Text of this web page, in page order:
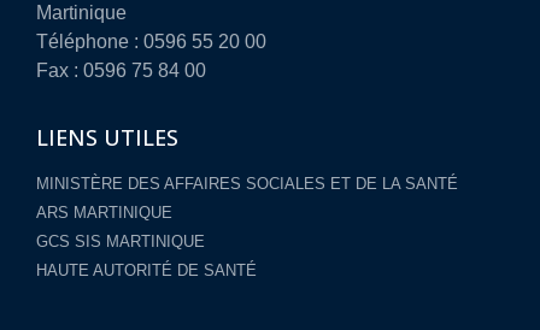
Martinique
Téléphone : 0596 55 20 00
Fax : 0596 75 84 00
LIENS UTILES
MINISTÈRE DES AFFAIRES SOCIALES ET DE LA SANTÉ
ARS MARTINIQUE
GCS SIS MARTINIQUE
HAUTE AUTORITÉ DE SANTÉ